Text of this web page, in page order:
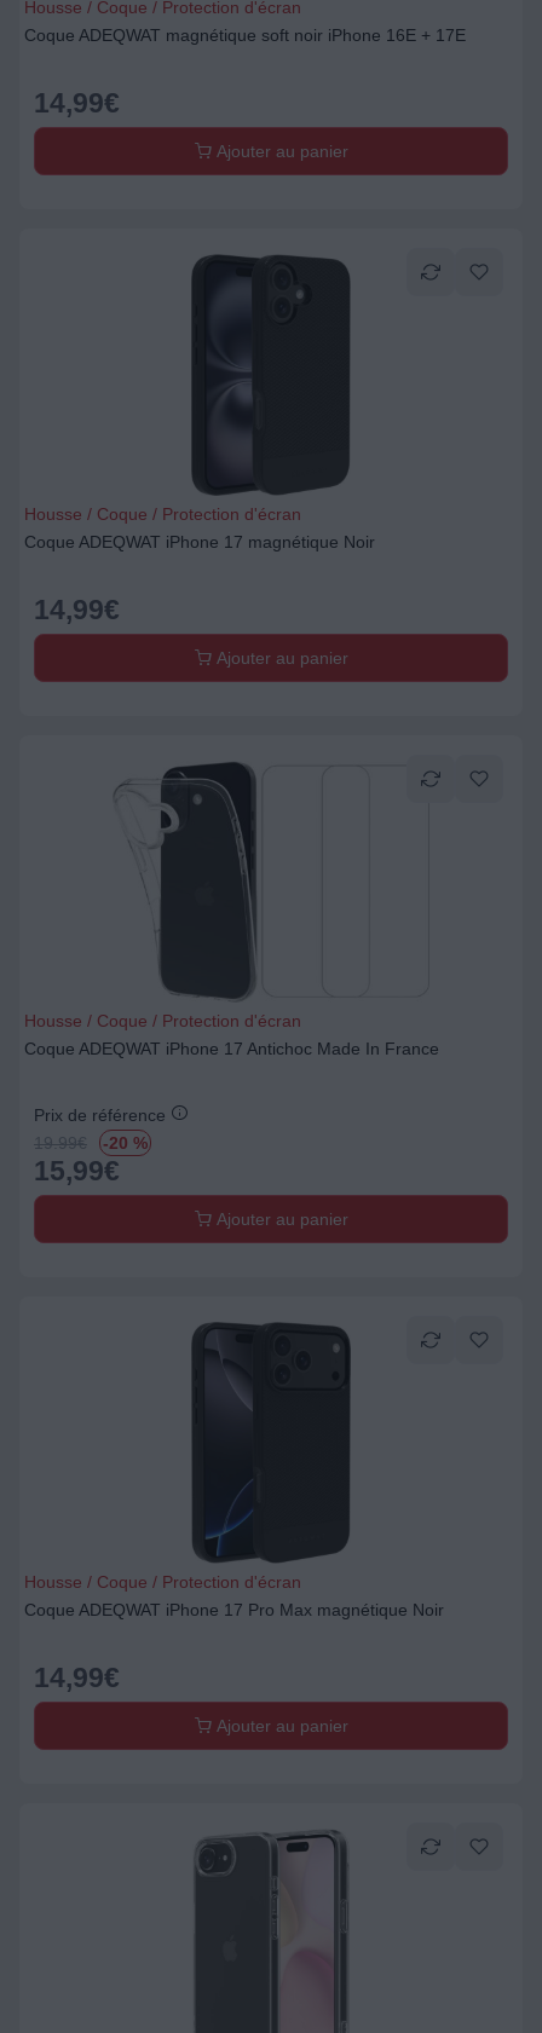
Housse / Coque / Protection d'écran
Coque ADEQWAT magnétique soft noir iPhone 16E + 17E
14,99€
Ajouter au panier
Housse / Coque / Protection d'écran
Coque ADEQWAT iPhone 17 magnétique Noir
14,99€
Ajouter au panier
Housse / Coque / Protection d'écran
Coque ADEQWAT iPhone 17 Antichoc Made In France
Prix de référence
19.99€ -20 %
15,99€
Ajouter au panier
Housse / Coque / Protection d'écran
Coque ADEQWAT iPhone 17 Pro Max magnétique Noir
14,99€
Ajouter au panier